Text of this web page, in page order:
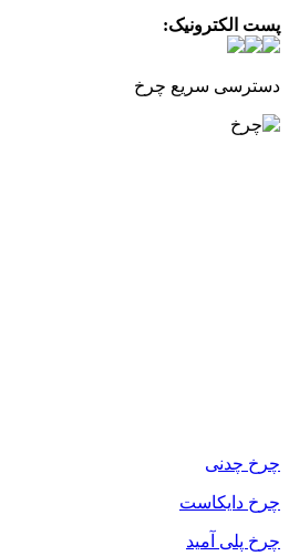
پست الکترونیک:
دسترسی سریع چرخ
چرخ چدنی
چرخ دایکاست
چرخ پلی آمید